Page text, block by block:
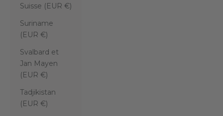
Suisse (EUR €)
Suriname
(EUR €)
Svalbard et
Jan Mayen
(EUR €)
Tadjikistan
(EUR €)